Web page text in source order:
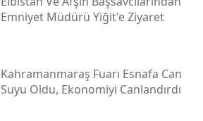
Emniyet Müdürü Yiğit'e Ziyaret
Kahramanmaraş Fuarı Esnafa Can
Suyu Oldu, Ekonomiyi Canlandırdı